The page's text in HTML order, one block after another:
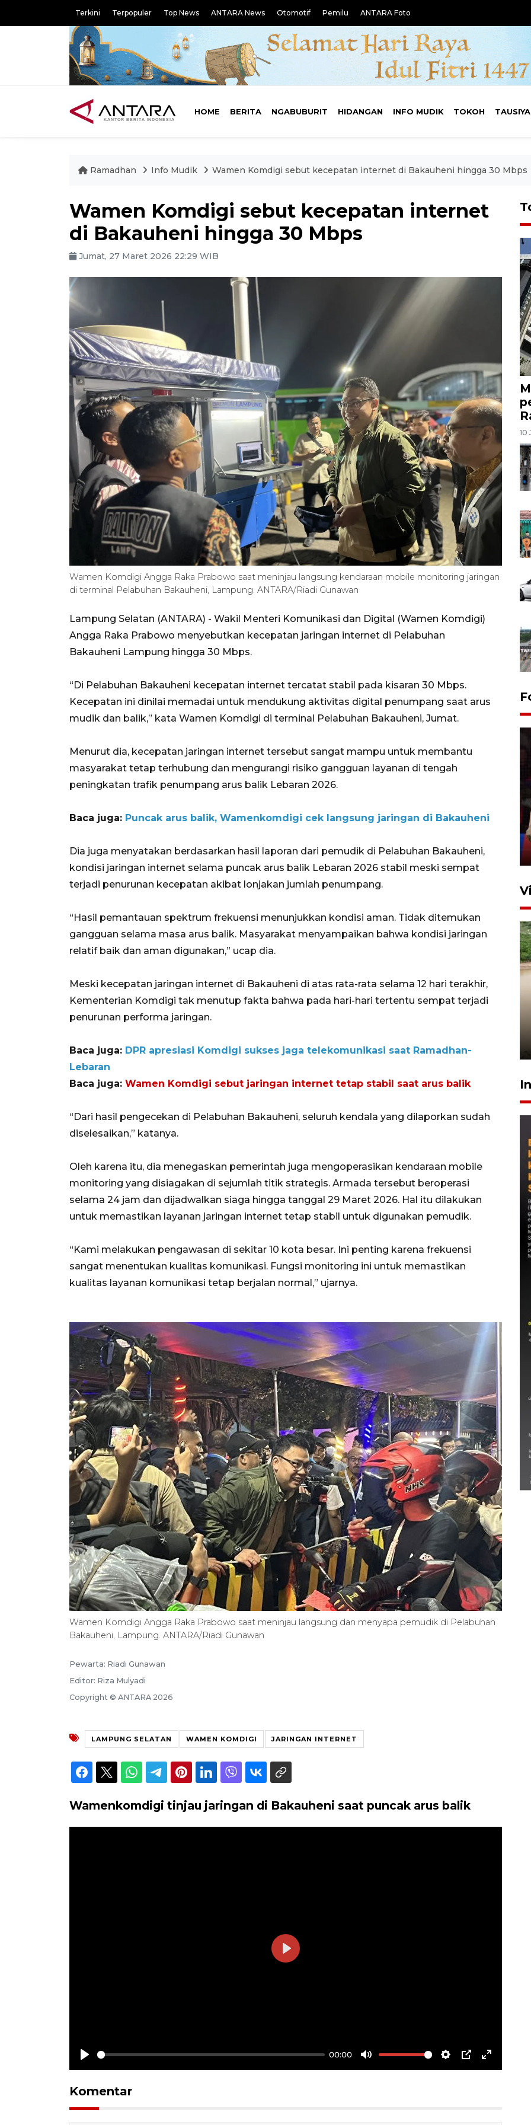
Terkini Terpopuler Top News ANTARA News Otomotif Pemilu ANTARA Foto
HOME BERITA NGABUBURIT HIDANGAN INFO MUDIK TOKOH
Ramadhan Info Mudik Wamen Komdigi sebut kecepatan internet di Bakauheni hingga 30 Mbps
Wamen Komdigi sebut kecepatan internet
di Bakauheni hingga 30 Mbps
Jumat, 27 Maret 2026 22:29 WIB
Wamen Komdigi Angga Raka Prabowo saat meninjau langsung kendaraan mobile monitoring jaringan
di terminal Pelabuhan Bakauheni, Lampung. ANTARA/Riadi Gunawan
Lampung Selatan (ANTARA) - Wakil Menteri Komunikasi dan Digital (Wamen Komdigi)
Angga Raka Prabowo menyebutkan kecepatan jaringan internet di Pelabuhan
Bakauheni Lampung hingga 30 Mbps.
“Di Pelabuhan Bakauheni kecepatan internet tercatat stabil pada kisaran 30 Mbps.
Kecepatan ini dinilai memadai untuk mendukung aktivitas digital penumpang saat arus
mudik dan balik,” kata Wamen Komdigi di terminal Pelabuhan Bakauheni, Jumat.
Menurut dia, kecepatan jaringan internet tersebut sangat mampu untuk membantu
masyarakat tetap terhubung dan mengurangi risiko gangguan layanan di tengah
peningkatan trafik penumpang arus balik Lebaran 2026.
Baca juga: Puncak arus balik, Wamenkomdigi cek langsung jaringan di Bakauheni
Dia juga menyatakan berdasarkan hasil laporan dari pemudik di Pelabuhan Bakauheni,
kondisi jaringan internet selama puncak arus balik Lebaran 2026 stabil meski sempat
terjadi penurunan kecepatan akibat lonjakan jumlah penumpang.
“Hasil pemantauan spektrum frekuensi menunjukkan kondisi aman. Tidak ditemukan
gangguan selama masa arus balik. Masyarakat menyampaikan bahwa kondisi jaringan
relatif baik dan aman digunakan,” ucap dia.
Meski kecepatan jaringan internet di Bakauheni di atas rata-rata selama 12 hari terakhir,
Kementerian Komdigi tak menutup fakta bahwa pada hari-hari tertentu sempat terjadi
penurunan performa jaringan.
Baca juga: DPR apresiasi Komdigi sukses jaga telekomunikasi saat Ramadhan-
Lebaran
Baca juga: Wamen Komdigi sebut jaringan internet tetap stabil saat arus balik
“Dari hasil pengecekan di Pelabuhan Bakauheni, seluruh kendala yang dilaporkan sudah
diselesaikan,” katanya.
Oleh karena itu, dia menegaskan pemerintah juga mengoperasikan kendaraan mobile
monitoring yang disiagakan di sejumlah titik strategis. Armada tersebut beroperasi
selama 24 jam dan dijadwalkan siaga hingga tanggal 29 Maret 2026. Hal itu dilakukan
untuk memastikan layanan jaringan internet tetap stabil untuk digunakan pemudik.
“Kami melakukan pengawasan di sekitar 10 kota besar. Ini penting karena frekuensi
sangat menentukan kualitas komunikasi. Fungsi monitoring ini untuk memastikan
kualitas layanan komunikasi tetap berjalan normal,” ujarnya.
Wamen Komdigi Angga Raka Prabowo saat meninjau langsung dan menyapa pemudik di Pelabuhan
Bakauheni, Lampung. ANTARA/Riadi Gunawan
Pewarta: Riadi Gunawan
Editor: Riza Mulyadi
Copyright © ANTARA 2026
LAMPUNG SELATAN WAMEN KOMDIGI JARINGAN INTERNET
Wamenkomdigi tinjau jaringan di Bakauheni saat puncak arus balik
Play
00:00
Mute Settings
PIP Enter
Play
Komentar
10
upaya pelestarian budaya di
11 April 2026
Gabung Persebaya, striker
Semarak Lebaran Ketupat di
berbagai daerah
28 Maret 2026